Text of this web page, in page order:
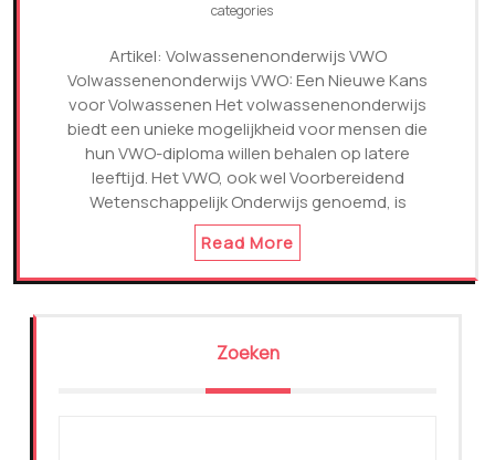
categories
Artikel: Volwassenenonderwijs VWO
Volwassenenonderwijs VWO: Een Nieuwe Kans
voor Volwassenen Het volwassenenonderwijs
biedt een unieke mogelijkheid voor mensen die
hun VWO-diploma willen behalen op latere
leeftijd. Het VWO, ook wel Voorbereidend
Wetenschappelijk Onderwijs genoemd, is
Read More
Zoeken